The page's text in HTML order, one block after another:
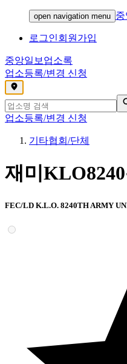
open navigation menu
로그인회원가입
중앙일보 업소록
업소등록/변경 신청
,
업소등록/변경 신청
기타협회/단체
재미
FEC/LD K.L.O. 8240TH ARMY